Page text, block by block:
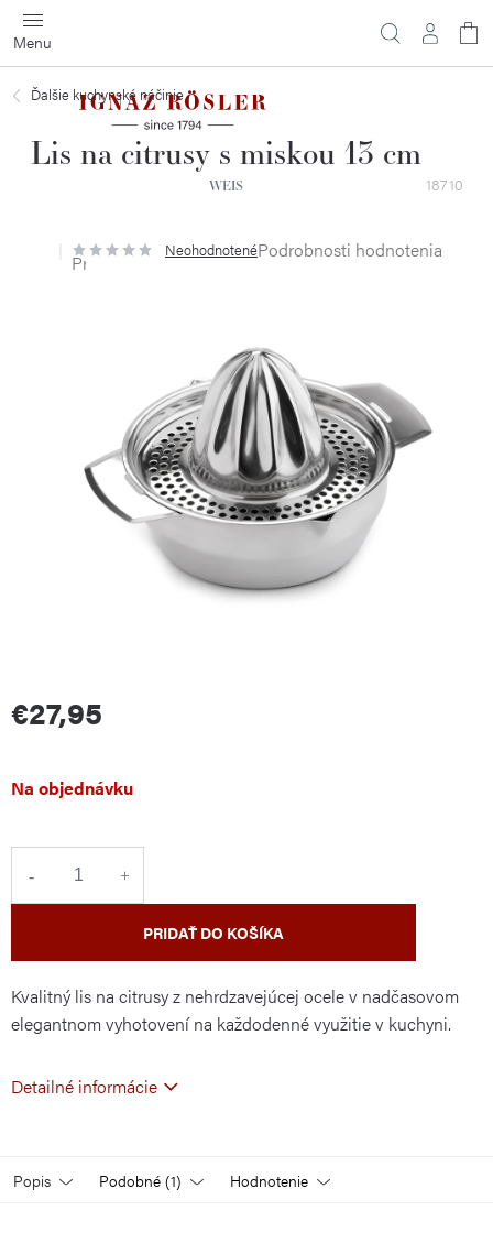
Prejsť
na
obsah
Ďalšie kuchynské náčinie
Lis na citrusy s miskou 13 cm
WEIS 18710
Priemerné
hodnotenie
NeohodnotenéPodrobnosti hodnotenia
€27,95
Jednotková
cena:
Na objednávku
PRIDAŤ DO KOŠÍKA
Kvalitný lis na citrusy z nehrdzavejúcej ocele v nadčasovom
elegantnom vyhotovení na každodenné využitie v kuchyni.
Detailné informácie
Popis Podobné (1) Hodnotenie